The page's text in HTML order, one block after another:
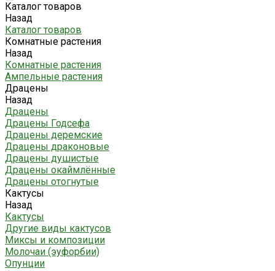
Каталог товаров
Назад
Каталог товаров
Комнатные растения
Назад
Комнатные растения
Ампельные растения
Драцены
Назад
Драцены
Драцены Годсефа
Драцены деремские
Драцены драконовые
Драцены душистые
Драцены окаймлённые
Драцены отогнутые
Кактусы
Назад
Кактусы
Другие виды кактусов
Миксы и композиции
Молочаи (эуфорбии)
Опунции